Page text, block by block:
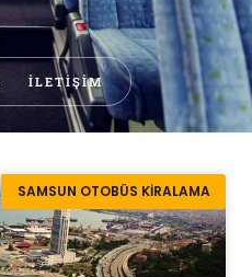
İLETIŞIM
SAMSUN OTOBÜS KIRALAMA